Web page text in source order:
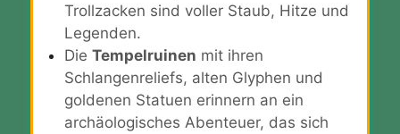
Trollzacken sind voller Staub, Hitze und
Legenden.
Die Tempelruinen mit ihren
Schlangenreliefs, alten Glyphen und
goldenen Statuen erinnern an ein
archäologisches Abenteuer, das sich